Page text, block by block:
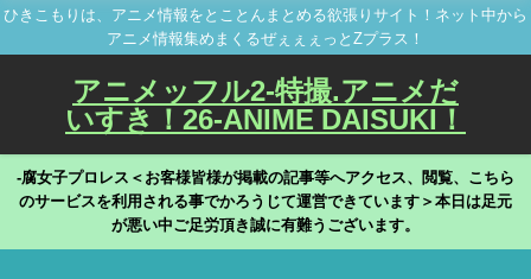
ひきこもりは、アニメ情報をとことんまとめる欲張りサイト！ネット中から
アニメ情報集めまくるぜぇぇぇっとZプラス！
アニメッフル2-特撮.アニメだ
いすき！26-ANIME DAISUKI！
-腐女子プロレス＜お客様皆様が掲載の記事等へアクセス、閲覧、こちら
のサービスを利用される事でかろうじて運営できています＞本日は足元
が悪い中ご足労頂き誠に有難うございます。